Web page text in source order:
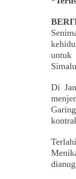
untuk
Di